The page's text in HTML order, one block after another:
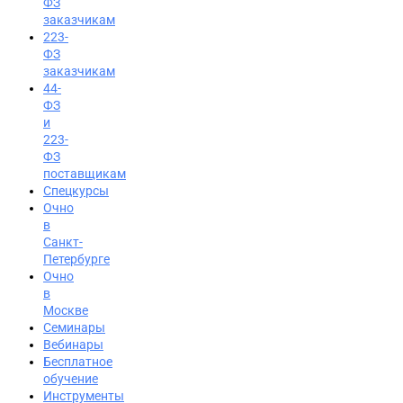
Вход на портал
8 (800) 200-24-26
заказчикам
223-
ФЗ
заказчикам
44-
ФЗ
и
223-
ФЗ
поставщикам
Спецкурсы
Очно
в
Санкт-
Петербурге
Очно
в
Москве
Семинары
Вебинары
Бесплатное
обучение
Инструменты